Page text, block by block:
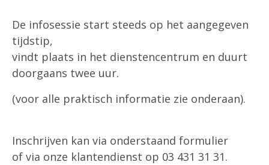
De infosessie start steeds op het aangegeven
tijdstip,
vindt plaats in het dienstencentrum en duurt
doorgaans twee uur.
(voor alle praktisch informatie zie onderaan).
Inschrijven kan via onderstaand formulier
of via onze klantendienst op 03 431 31 31.